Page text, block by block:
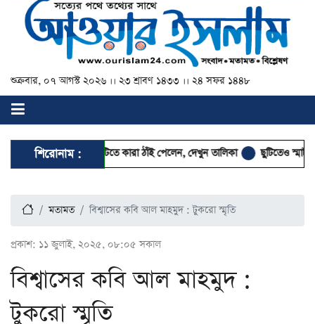
শুক্রবার, ০৭ আগস্ট ২০২৬ ।। ২৩ শ্রাবণ ১৪৩৩ ।। ২৪ সফর ১৪৪৮
শিরোনাম :
কমিটিতে কারা ঠাঁই পেলেন, দেখুন তালিকা ছুটিতেও স্মার্টফোন থেকে দূরে,
মতামত বিশ্বাসের কবি আল মাহমুদ : টুকরো স্মৃতি
প্রকাশ: ১১ জুলাই, ২০২৫, ০৮:০৫ সকাল
বিশ্বাসের কবি আল মাহমুদ :
টুকরো স্মৃতি